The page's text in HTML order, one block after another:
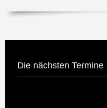
Die nächsten Termine